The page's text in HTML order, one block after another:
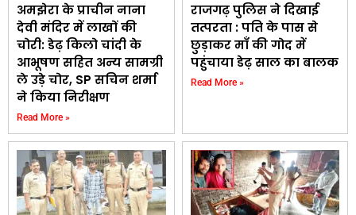
अमझेरा के प्राचीन नाना
देवी मंदिर में लाखों की
चोरी: डेढ़ किलो चांदी के
आभूषण सहित अन्य सामग्री
ले उड़े चोर, SP सचिन शर्मा
ने किया निरीक्षण
Read More »
राजगढ़ पुलिस ने दिखाई
तत्परता : पति के पास से
छुड़ाकर माँ की गोद में
पहुंचाया डेढ़ साल का बालक
Read More »